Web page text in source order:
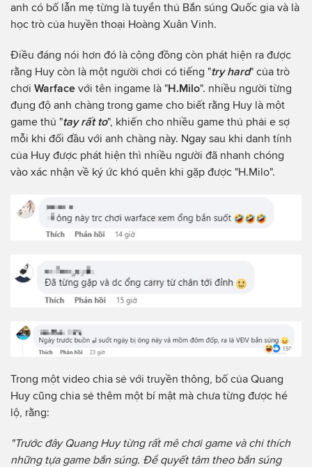
anh có bố lẫn mẹ từng là tuyển thủ Bắn súng Quốc gia và là
học trò của huyền thoại Hoàng Xuân Vinh.
Điều đáng nói hơn đó là cộng đồng còn phát hiện ra được
rằng Huy còn là một người chơi có tiếng "try hard" của trò
chơi Warface với tên ingame là "H.Milo". nhiều người từng
đụng độ anh chàng trong game cho biết rằng Huy là một
game thủ "tay rất to", khiến cho nhiều game thủ phải e sợ
mỗi khi đối đầu với anh chàng này. Ngay sau khi danh tính
của Huy được phát hiện thì nhiều người đã nhanh chóng
vào xác nhận về ký ức khó quên khi gặp được "H.Milo".
Trong một video chia sẻ với truyền thông, bố của Quang
Huy cũng chia sẻ thêm một bí mật mà chưa từng được hé
lộ, rằng:
"Trước đây Quang Huy từng rất mê chơi game và chỉ thích
những tựa game bắn súng. Để quyết tâm theo bắn súng